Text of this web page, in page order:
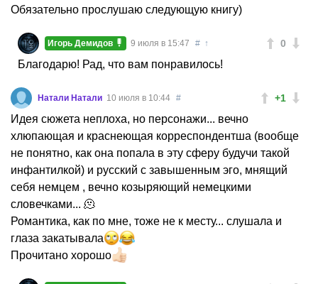
Обязательно прослушаю следующую книгу)
0
Игорь Демидов 9 июля в 15:47 # ↑
Благодарю! Рад, что вам понравилось!
+1
Натали Натали 10 июля в 10:44 #
Идея сюжета неплоха, но персонажи... вечно
хлюпающая и краснеющая корреспондентша (вообще
не понятно, как она попала в эту сферу будучи такой
инфантилкой) и русский с завышенным эго, мнящий
себя немцем , вечно козыряющий немецкими
словечками... 🫠
Романтика, как по мне, тоже не к месту... слушала и
глаза закатывала
Прочитано хорошо